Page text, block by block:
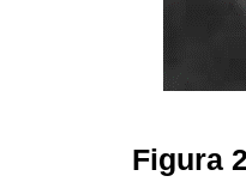
Figura 2